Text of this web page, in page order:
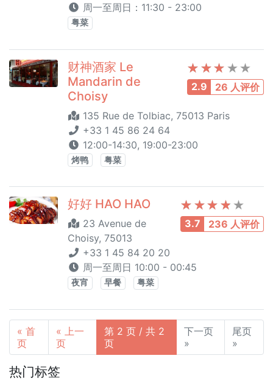
周一至周日：11:30 - 23:00
粤菜
2.9 26 人评价
财神酒家 Le
Mandarin de
Choisy
135 Rue de Tolbiac, 75013 Paris
+33 1 45 86 24 64
12:00-14:30, 19:00-23:00
烤鸭 粤菜
3.7 236 人评价
好好 HAO HAO
23 Avenue de
Choisy, 75013
+33 1 45 84 20 20
周一至周日 10:00 - 00:45
夜宵 早餐 粤菜
« 首
页
« 上一
页
第 2 页 / 共 2
页
下一页
»
尾页
»
热门标签